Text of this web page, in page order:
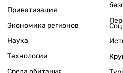
Приватизация
Экономика регионов
Наука
Технологии